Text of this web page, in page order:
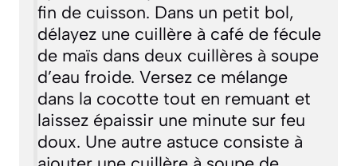
fin de cuisson. Dans un petit bol,
délayez une cuillère à café de fécule
de maïs dans deux cuillères à soupe
d’eau froide. Versez ce mélange
dans la cocotte tout en remuant et
laissez épaissir une minute sur feu
doux. Une autre astuce consiste à